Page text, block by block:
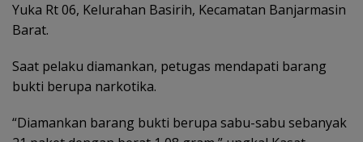
Yuka Rt 06, Kelurahan Basirih, Kecamatan Banjarmasin
Barat.
Saat pelaku diamankan, petugas mendapati barang
bukti berupa narkotika.
“Diamankan barang bukti berupa sabu-sabu sebanyak